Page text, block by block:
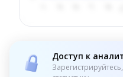
Доступ к